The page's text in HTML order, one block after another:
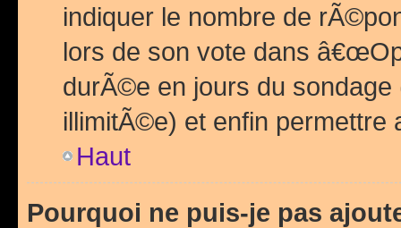
indiquer le nombre de
lors de son vote dans
durÃ©e en jours du
illimitÃ©e) et enfin permettre
Haut
Pourquoi ne puis-je pas